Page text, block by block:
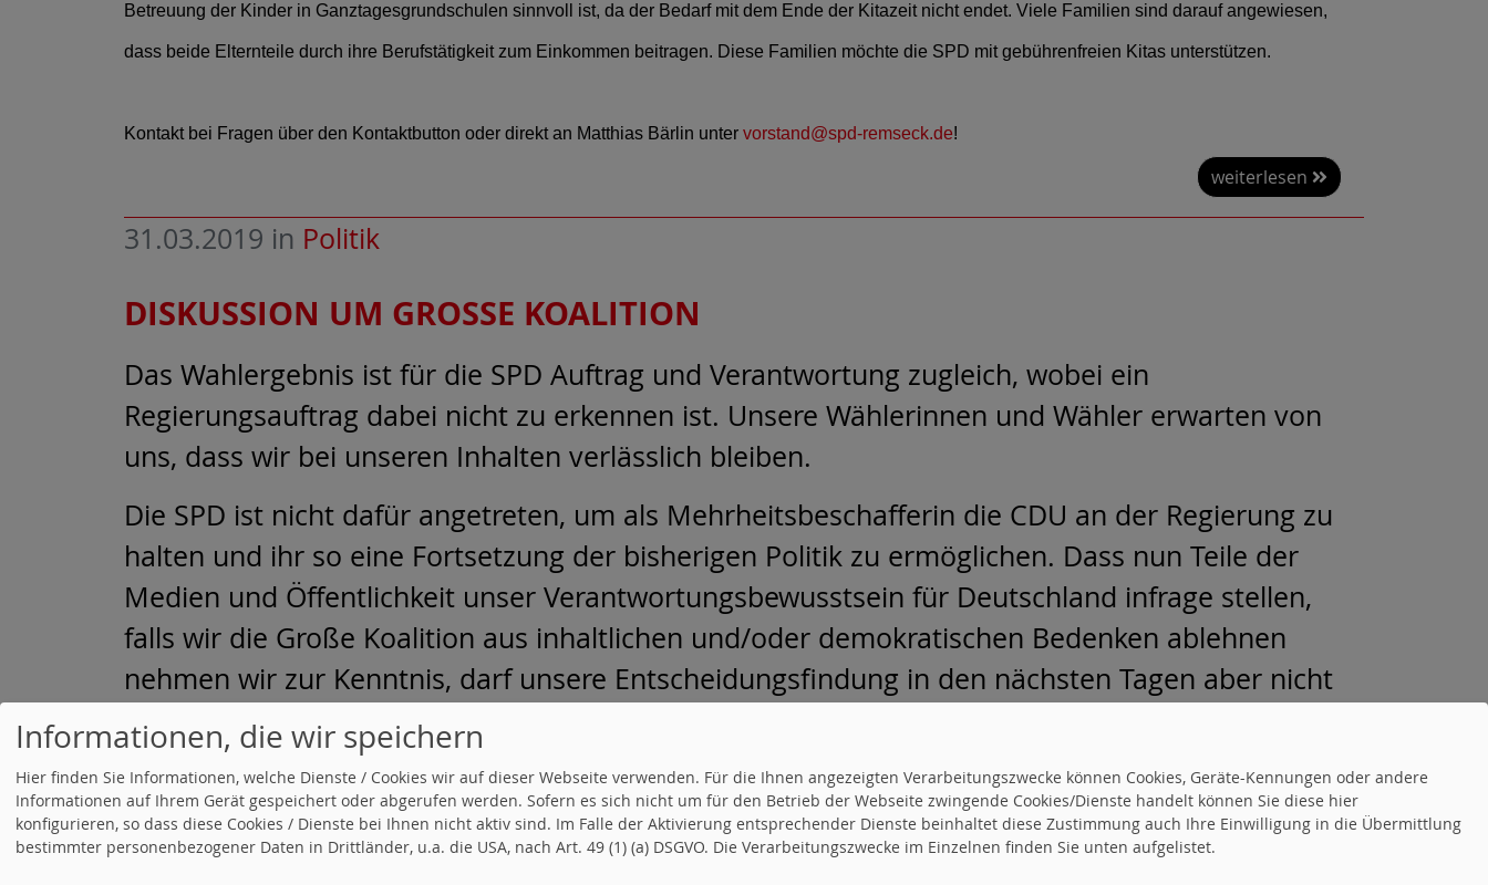
Betreuung der Kinder in Ganztagesgrundschulen sinnvoll ist, da der Bedarf mit dem Ende der Kitazeit nicht endet. Viele Familien sind darauf angewiesen,
dass beide Elternteile durch ihre Berufstätigkeit zum Einkommen beitragen. Diese Familien möchte die SPD mit gebührenfreien Kitas unterstützen.
Kontakt bei Fragen über den Kontaktbutton oder direkt an Matthias Bärlin unter vorstand@spd-remseck.de!
weiterlesen
31.03.2019 in Politik
DISKUSSION UM GROSSE KOALITION
Das Wahlergebnis ist für die SPD Auftrag und Verantwortung zugleich, wobei ein
Regierungsauftrag dabei nicht zu erkennen ist. Unsere Wählerinnen und Wähler erwarten von
uns, dass wir bei unseren Inhalten verlässlich bleiben.
Die SPD ist nicht dafür angetreten, um als Mehrheitsbeschafferin die CDU an der Regierung zu
halten und ihr so eine Fortsetzung der bisherigen Politik zu ermöglichen. Dass nun Teile der
Medien und Öffentlichkeit unser Verantwortungsbewusstsein für Deutschland infrage stellen,
falls wir die Große Koalition aus inhaltlichen und/oder demokratischen Bedenken ablehnen
nehmen wir zur Kenntnis, darf unsere Entscheidungsfindung in den nächsten Tagen aber nicht
dominieren.
weiterlesen
24.09.2013 inPolitikvonSPD Ludwigsburg
Informationen, die wir speichern
Hier finden Sie Informationen, welche Dienste / Cookies wir auf dieser Webseite verwenden. Für die Ihnen angezeigten Verarbeitungszwecke können Cookies, Geräte-Kennungen oder andere
Informationen auf Ihrem Gerät gespeichert oder abgerufen werden. Sofern es sich nicht um für den Betrieb der Webseite zwingende Cookies/Dienste handelt können Sie diese hier
konfigurieren, so dass diese Cookies / Dienste bei Ihnen nicht aktiv sind. Im Falle der Aktivierung entsprechender Dienste beinhaltet diese Zustimmung auch Ihre Einwilligung in die Übermittlung
bestimmter personenbezogener Daten in Drittländer, u.a. die USA, nach Art. 49 (1) (a) DSGVO. Die Verarbeitungszwecke im Einzelnen finden Sie unten aufgelistet.